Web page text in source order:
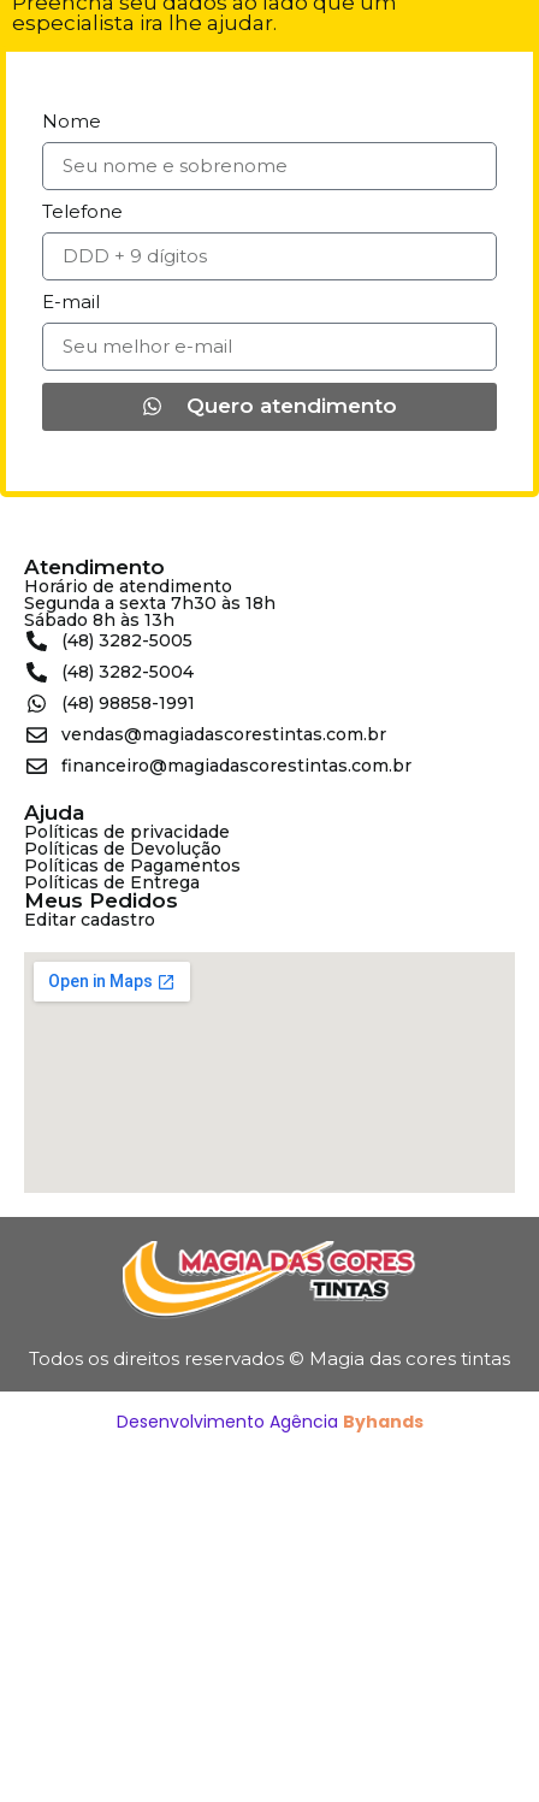
especialista ira lhe ajudar.
Nome
Telefone
E-mail
Quero atendimento
Atendimento
Horário de atendimento
Segunda a sexta 7h30 às 18h
Sábado 8h às 13h
(48) 3282-5005
(48) 3282-5004
(48) 98858-1991
vendas@magiadascorestintas.com.br
financeiro@magiadascorestintas.com.br
Ajuda
Políticas de privacidade
Políticas de Devolução
Políticas de Pagamentos
Políticas de Entrega
Meus Pedidos
Editar cadastro
Todos os direitos reservados © Magia das cores tintas
Desenvolvimento Agência Byhands